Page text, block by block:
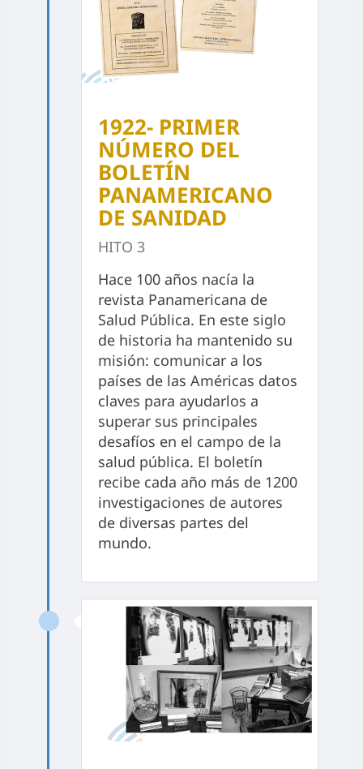
1922- PRIMER
NÚMERO DEL
BOLETÍN
PANAMERICANO
DE SANIDAD
HITO 3
Hace 100 años nacía la
revista Panamericana de
Salud Pública. En este siglo
de historia ha mantenido su
misión: comunicar a los
países de las Américas datos
claves para ayudarlos a
superar sus principales
desafíos en el campo de la
salud pública. El boletín
recibe cada año más de 1200
investigaciones de autores
de diversas partes del
mundo.